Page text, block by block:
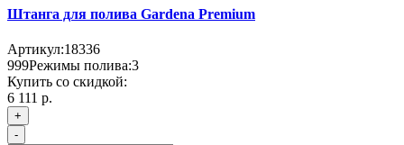
Штанга для полива Gardena Premium
Артикул:18336
999Режимы полива:3
Купить со скидкой:
6 111 р.
+
-